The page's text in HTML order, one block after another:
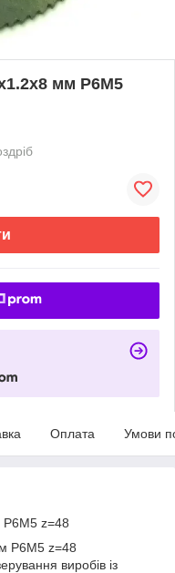
мм Р6M5
Оплата Умови
Р6M5 z=48
Р6M5 z=48
виробів із